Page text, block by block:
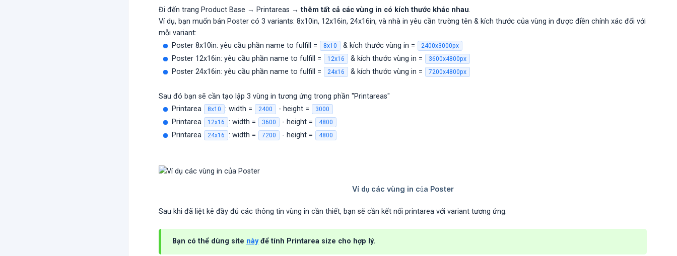
Đi đến trang Product Base → Printareas →thêm tất cả các vùng in có kích thước khác nhau.
Ví dụ, bạn muốn bán Poster có 3 variants: 8x10in, 12x16in, 24x16in, và nhà in yêu cần trường tên & kích thước của vùng in được điền chính xác đối với
mỗi variant:
Poster 8x10in: yêu cầu phần name to fulfill =
8x10 & kích thước vùng in = 2400x3000px
Poster 12x16in: yêu cầu phần name to fulfill = 12x16 & kích thước vùng in = 3600x4800px
Poster 24x16in: yêu cầu phần name to fulfill = 24x16 & kích thước vùng in = 7200x4800px
Sau đó bạn sẽ cần tạo lập 3 vùng in tương ứng trong phần "Printareas"
Printarea
8x10 : width = 2400 - height = 3000
Printarea 12x16 : width = 3600 - height = 4800
Printarea 24x16 : width = 7200 - height = 4800
Sau khi đã liệt kê đầy đủ các thông tin vùng in cần thiết, bạn sẽ cần kết nối printarea với variant tương ứng.
Bạn có thể dùng site nàyđể tính Printarea size cho hợp lý.